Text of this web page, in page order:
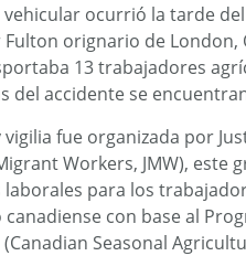
vehicular ocurrió la tarde
orignario de
13 trabajadores
del accidente se
vigilia fue organizada por
Workers, JMW),
laborales para los
canadiense con base al
Seasonal